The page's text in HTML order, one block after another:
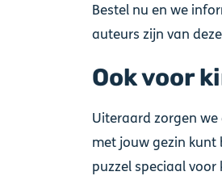
Bestel nu en we
auteurs zijn van
Ook voor
Uiteraard zorgen
met jouw gezin kunt
puzzel speciaal